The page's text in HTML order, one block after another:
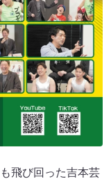
飛び回った吉本芸